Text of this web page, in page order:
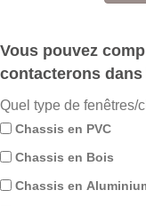
Vous pouvez
contacterons
Quel type de fenêtres/
Chassis en PVC
Chassis en Bois
Chassis en